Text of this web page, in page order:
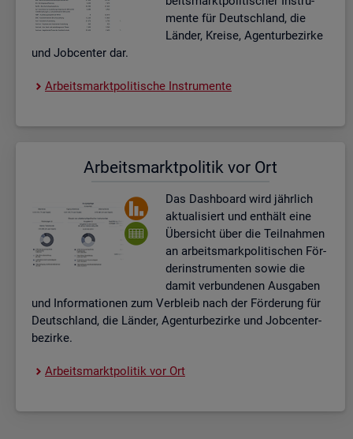
men­te für Deutsch­land, die
Län­der, Krei­se, Agen­tur­be­zir­ke
und Job­cen­ter dar.
Ar­beits­markt­po­li­ti­sche In­stru­men­te
Ar­beits­markt­po­li­tik vor Ort
Das Da­sh­board wird jähr­lich
ak­tua­li­siert und ent­hält eine
Über­sicht über die Teil­nah­men
an ar­beits­mark­po­li­ti­schen För­
der­instru­men­ten sowie die
damit ver­bun­de­nen Aus­ga­ben
und In­for­ma­tio­nen zum Ver­bleib nach der För­de­rung für
Deutsch­land, die Län­der, Agen­tur­be­zir­ke und Job­cent­er­
be­zir­ke.
Ar­beits­markt­po­li­tik vor Ort